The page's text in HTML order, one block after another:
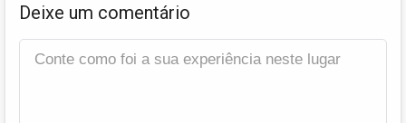
Deixe um comentário